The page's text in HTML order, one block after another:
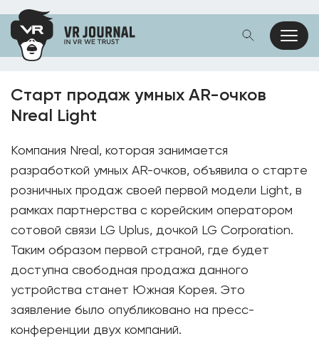
Старт продаж умных AR-очков
Nreal Light
Компания Nreal, которая занимается
разработкой умных AR-очков, объявила о старте
розничных продаж своей первой модели Light, в
рамках партнерства с корейским оператором
сотовой связи LG Uplus, дочкой LG Corporation.
Таким образом первой страной, где будет
доступна свободная продажа данного
устройства станет Южная Корея. Это
заявление было опубликовано на пресс-
конференции двух компаний.